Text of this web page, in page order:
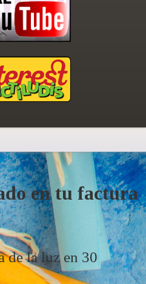
en tu factura
de la luz en 30